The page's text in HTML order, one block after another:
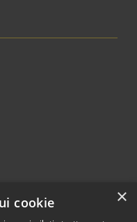
×
cookie